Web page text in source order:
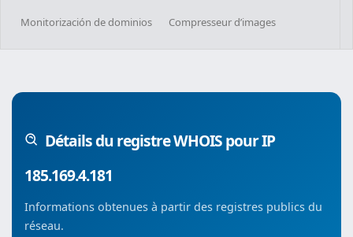
Monitorización de dominios Compresseur d’images
Détails du registre WHOIS pour IP
185.169.4.181
Informations obtenues à partir des registres publics du
réseau.